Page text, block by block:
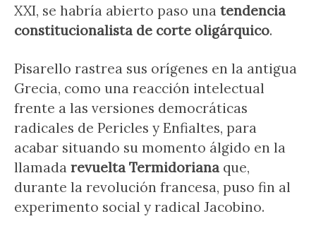
XXI, se habría abierto paso una tendencia
constitucionalista de corte oligárquico.
Pisarello rastrea sus orígenes en la antigua
Grecia, como una reacción intelectual
frente a las versiones democráticas
radicales de Pericles y Enfialtes, para
acabar situando su momento álgido en la
llamada revuelta Termidoriana que,
durante la revolución francesa, puso fin al
experimento social y radical Jacobino.